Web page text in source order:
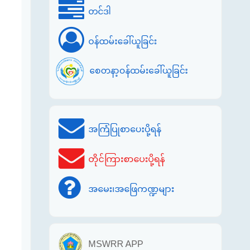
တင်ဒါ
ဝန်ထမ်းခေါ်ယူခြင်း
စေတနာ့ဝန်ထမ်းခေါ်ယူခြင်း
အကြံပြုစာပေးပို့ရန်
တိုင်ကြားစာပေးပို့ရန်
အမေး၊အဖြေကဏ္ဍများ
MSWRR APP